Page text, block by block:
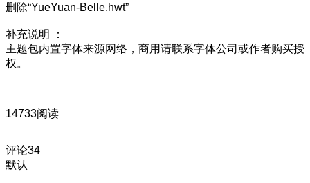
删除“YueYuan-Belle.hwt”
补充说明 ：
主题包内置字体来源网络，商用请联系字体公司或作者购买授
权。
14733阅读
评论34
默认